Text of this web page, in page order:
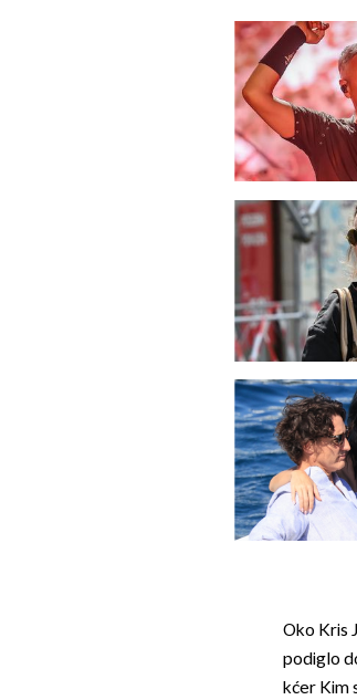
Oko Kris
podiglo
kćer Kim